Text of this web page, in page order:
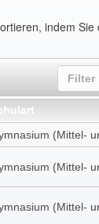
indem
(Mittel-
(Mittel-
(Mittel-